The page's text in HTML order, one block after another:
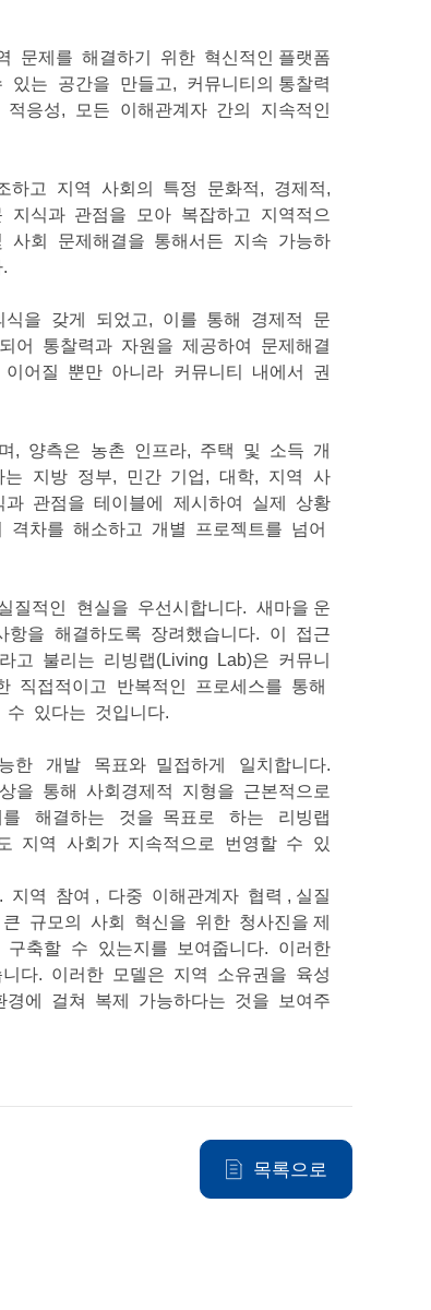
문제를 해결하기 위한 혁신적인 플랫폼
는 공간을 만들고, 커뮤니티의 통찰력
응성, 모든 이해관계자 간의 지속적인
하고 지역 사회의 특정 문화적, 경제적,
식과 관점을 모아 복잡하고 지역적으
회 문제해결을 통해서든 지속 가능하
식을 갖게 되었고, 이를 통해 경제적 문
어 통찰력과 자원을 제공하여 문제해결
어질 뿐만 아니라 커뮤니티 내에서 권
, 양측은 농촌 인프라, 주택 및 소득 개
는 지방 정부, 민간 기업, 대학, 지역 사
관점을 테이블에 제시하여 실제 상황
차를 해소하고 개별 프로젝트를 넘어
적인 현실을 우선시합니다. 새마을 운
을 해결하도록 장려했습니다. 이 접근
고 불리는 리빙랩(Living Lab)은 커뮤니
직접적이고 반복적인 프로세스를 통해
있다는 것입니다.
한 개발 목표와 밀접하게 일치합니다.
을 통해 사회경제적 지형을 근본적으로
를 해결하는 것을 목표로 하는 리빙랩
지역 사회가 지속적으로 번영할 수 있
역 참여 , 다중 이해관계자 협력 , 실질
규모의 사회 혁신을 위한 청사진을 제
축할 수 있는지를 보여줍니다. 이러한
다. 이러한 모델은 지역 소유권을 육성
에 걸쳐 복제 가능하다는 것을 보여주
목록으로